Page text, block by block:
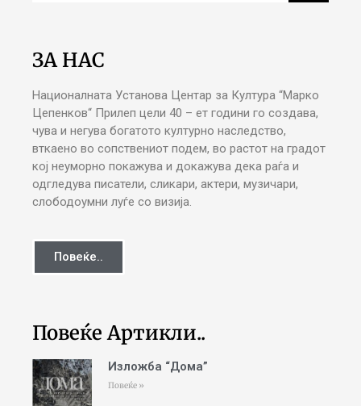
ЗА НАС
Националната Установа Центар за Култура “Марко
Цепенков“ Прилеп цели 40 – ет години го создава,
чува и негува богатото културно наследство,
вткаено во сопствениот подем, во растот на градот
кој неуморно покажува и докажува дека раѓа и
одгледува писатели, сликари, актери, музичари,
слободоумни луѓе со визија.
Повеќе..
Повеќе Артикли..
Изложба “Дома”
Повеќе »